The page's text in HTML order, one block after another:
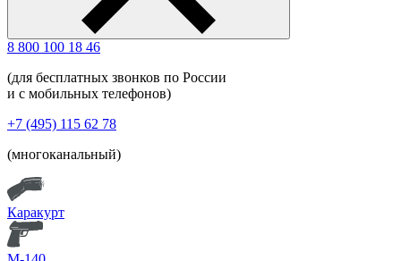
8 800 100 18 46
(для бесплатных звонков по России
и с мобильных телефонов)
+7 (495) 115 62 78
(многоканальный)
Каракурт